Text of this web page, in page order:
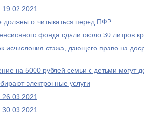
отчитываться перед ПФР
фонда сдали около 30 литров
исчисления стажа, дающего право на
на 5000 рублей семьи с детьми могут
электронные услуги